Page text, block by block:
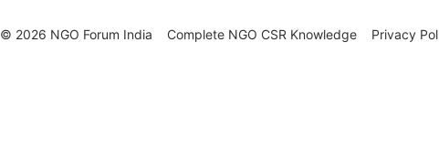
© 2026 NGO Forum India Complete NGO CSR Knowledge Privacy